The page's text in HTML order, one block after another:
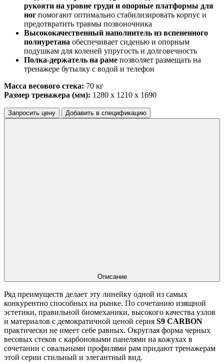
рукояти на уровне груди и опорные платформы для
ног помогают оптимально стабилизировать корпус и
предотвратить травмы позвоночника
Высококачественный наполнитель из вспененного
полиуретана обеспечивает сиденью и опорным
подушкам для коленей упругость и долговечность
Полка-держатель на раме позволяет размещать на
тренажере бутылку с водой и телефон
Масса весового стека: 70 кг
Размер тренажера (мм): 1280 х 1210 х 1690
Запросить цену Добавить в спецификацию
Описание
Ряд преимуществ делает эту линейку одной из самых
конкурентно способных на рынке. По сочетанию изящной
эстетики, правильной биомеханики, высокого качества узлов
и материалов с демократичной ценой серия S9 CARBON
практически не имеет себе равных. Округлая форма черных
весовых стеков с карбоновыми панелями на кожухах в
сочетании с овальными профилями рам придают тренажерам
этой серии стильный и элегантный вид.